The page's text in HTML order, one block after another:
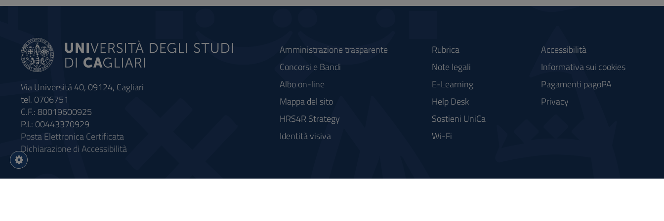
Via Università 40, 09124, Cagliari
tel. 0706751
C.F.: 80019600925
P.I.: 00443370929
Posta Elettronica Certificata
Dichiarazione di Accessibilità
Amministrazione trasparente
Concorsi e Bandi
Albo on-line
Mappa del sito
HRS4R Strategy
Identità visiva
Rubrica
Note legali
E-Learning
Help Desk
Sostieni UniCa
Wi-Fi
Accessibilità
Informativa sui cookies
Pagamenti pagoPA
Privacy
Impostazioni
cookie